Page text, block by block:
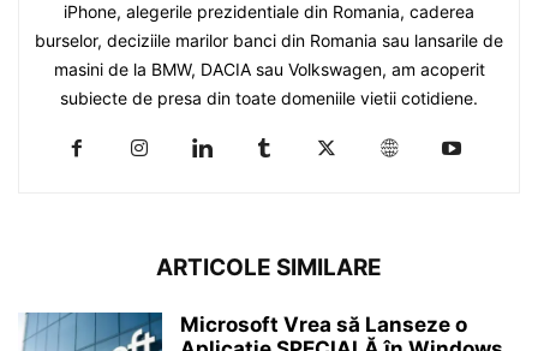
iPhone, alegerile prezidentiale din Romania, caderea
burselor, deciziile marilor banci din Romania sau lansarile de
masini de la BMW, DACIA sau Volkswagen, am acoperit
subiecte de presa din toate domeniile vietii cotidiene.
ARTICOLE SIMILARE
Microsoft Vrea să Lanseze o